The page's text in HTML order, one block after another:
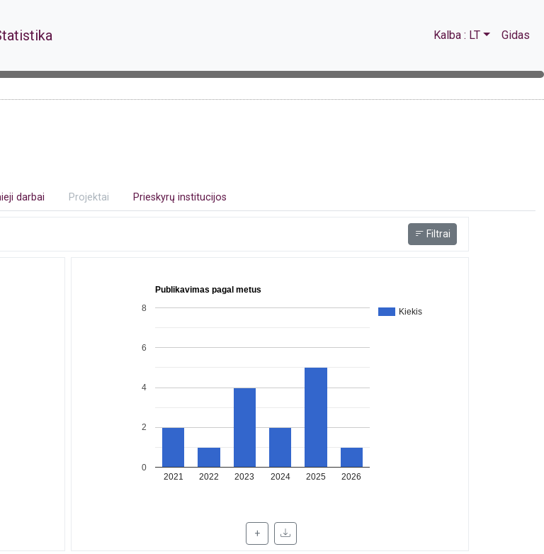
Kalba : LT Gidas
darbai Projektai Prieskyrų institucijos
Filtrai
Publikavimas pagal metus
Kiekis
2021 2022 2023 2024 2025 2026
0
2
4
6
8
+